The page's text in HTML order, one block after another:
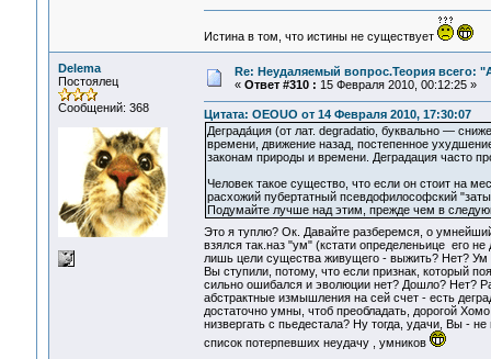
Истина в том, что истины не существует
Delema
Постоялец
Сообщений: 368
Re: Неудаляемый вопрос.Теория всего:
« Ответ #310 : 15 Февраля 2010, 00:12:25 »
Цитата: OEOUO от 14 Февраля 2010, 17:30:07
Деграда́ция (от лат. degradatio, буквально —
времени, движение назад, постепенное
законам природы и времени. Деградация часто
Человек такое существо, что если он стоит на
расхожий пубертатный псевдофилософский
Подумайте лучше над этим, прежде чем в
Это я туплю? Ок. Давайте разберемся, о
взялся так.наз "ум" (кстати определеньице его
лишь цели существа живущего - выжить? Нет? Ум
Вы ступили, потому, что если признак, который
сильно ошибался и эволюции нет? Дошло? Нет?
абстрактные измышления на сей счет - есть
достаточно умны, чтоб преобладать, дорогой
низвергать с пьедестала? Ну тогда, удачи, Вы -
список потерпевших неудачу , умников